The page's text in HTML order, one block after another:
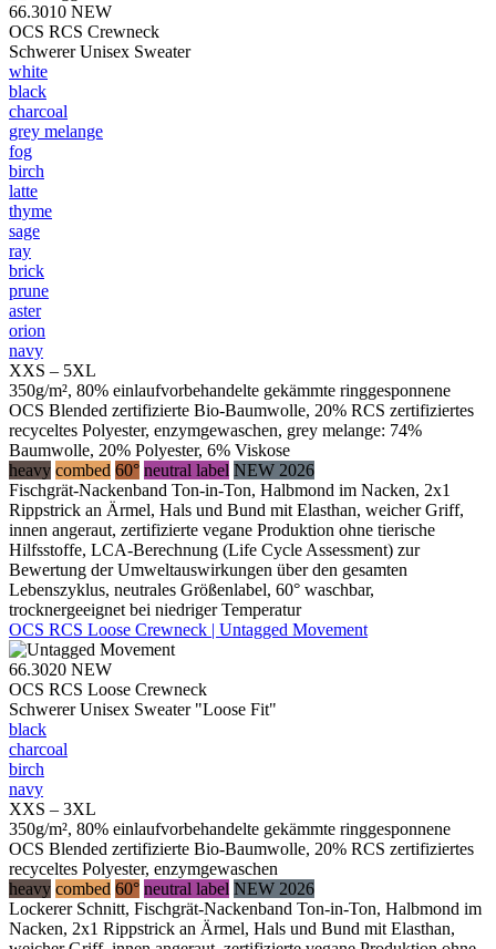
66.3010 NEW
OCS RCS Crewneck
Schwerer Unisex Sweater
white
black
charcoal
grey melange
fog
birch
latte
thyme
sage
ray
brick
prune
aster
orion
navy
XXS – 5XL
350g/m², 80% einlaufvorbehandelte gekämmte ringgesponnene
OCS Blended zertifizierte Bio-Baumwolle, 20% RCS zertifiziertes
recyceltes Polyester, enzymgewaschen, grey melange: 74%
Baumwolle, 20% Polyester, 6% Viskose
heavy combed 60° neutral label NEW 2026
Fischgrät-Nackenband Ton-in-Ton, Halbmond im Nacken, 2x1
Rippstrick an Ärmel, Hals und Bund mit Elasthan, weicher Griff,
innen angeraut, zertifizierte vegane Produktion ohne tierische
Hilfsstoffe, LCA-Berechnung (Life Cycle Assessment) zur
Bewertung der Umweltauswirkungen über den gesamten
Lebenszyklus, neutrales Größenlabel, 60° waschbar,
trocknergeeignet bei niedriger Temperatur
OCS RCS Loose Crewneck | Untagged Movement
66.3020 NEW
OCS RCS Loose Crewneck
Schwerer Unisex Sweater "Loose Fit"
black
charcoal
birch
navy
XXS – 3XL
350g/m², 80% einlaufvorbehandelte gekämmte ringgesponnene
OCS Blended zertifizierte Bio-Baumwolle, 20% RCS zertifiziertes
recyceltes Polyester, enzymgewaschen
heavy combed 60° neutral label NEW 2026
Lockerer Schnitt, Fischgrät-Nackenband Ton-in-Ton, Halbmond im
Nacken, 2x1 Rippstrick an Ärmel, Hals und Bund mit Elasthan,